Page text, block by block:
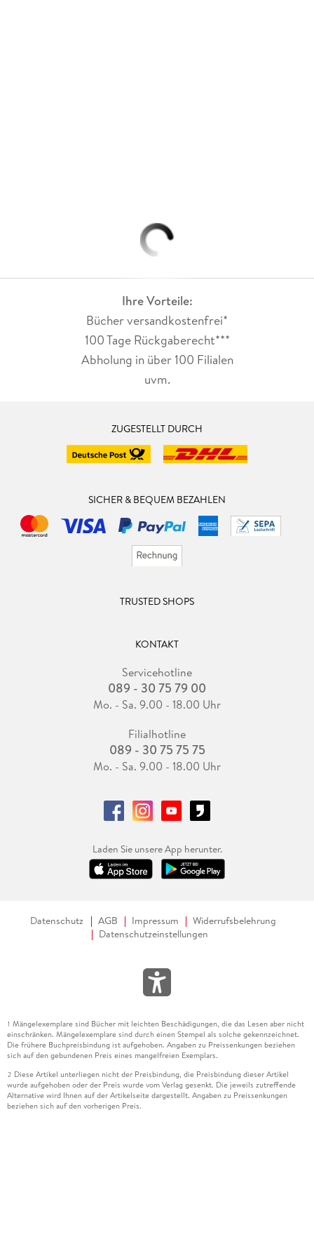
Ihre Vorteile:
Bücher versandkostenfrei*
100 Tage Rückgaberecht***
Abholung in über 100 Filialen
uvm.
ZUGESTELLT DURCH
SICHER & BEQUEM BEZAHLEN
TRUSTED SHOPS
KONTAKT
Servicehotline
089 - 30 75 79 00
Mo. - Sa. 9.00 - 18.00 Uhr
Filialhotline
089 - 30 75 75 75
Mo. - Sa. 9.00 - 18.00 Uhr
Laden Sie unsere App herunter.
Datenschutz AGB Impressum
Widerrufsbelehrung
Datenschutzeinstellungen
1 Mängelexemplare sind Bücher mit leichten Beschädigungen, die das Lesen aber nicht
einschränken. Mängelexemplare sind durch einen Stempel als solche gekennzeichnet.
Die frühere Buchpreisbindung ist aufgehoben. Angaben zu Preissenkungen beziehen
sich auf den gebundenen Preis eines mangelfreien Exemplars.
2 Diese Artikel unterliegen nicht der Preisbindung, die Preisbindung dieser Artikel
wurde aufgehoben oder der Preis wurde vom Verlag gesenkt. Die jeweils zutreffende
Alternative wird Ihnen auf der Artikelseite dargestellt. Angaben zu Preissenkungen
beziehen sich auf den vorherigen Preis.